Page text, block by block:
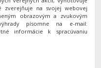
zverejňuje na svojej webovej
obrazovým a zvukovým
písomne na e-mail:
informácie k spracúvaniu